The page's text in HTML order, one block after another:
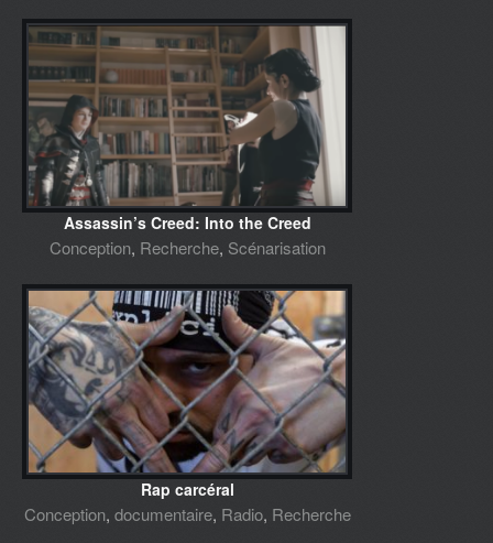
Assassin’s Creed: Into the Creed
Conception, Recherche, Scénarisation
Rap carcéral
Conception, documentaire, Radio, Recherche